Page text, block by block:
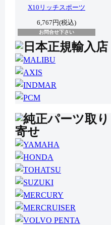
X10リッチスポーツ
6,767円(税込)
お問合せ下さい